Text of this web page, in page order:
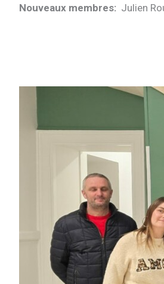
Nouveaux membres: Julien